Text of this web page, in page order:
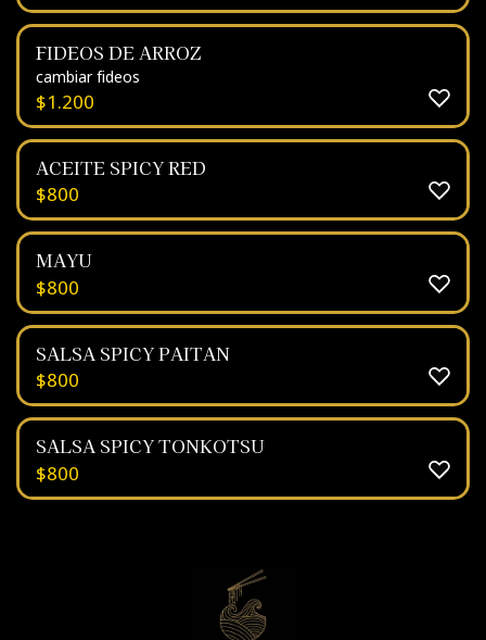
FIDEOS DE ARROZ
cambiar fideos
$1.200
ACEITE SPICY RED
$800
MAYU
$800
SALSA SPICY PAITAN
$800
SALSA SPICY TONKOTSU
$800